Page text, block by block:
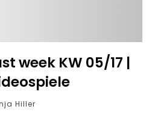
week KW 05/17 |
Hiller